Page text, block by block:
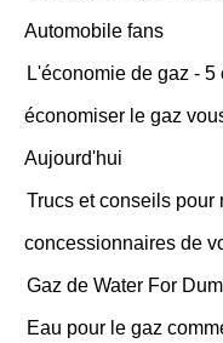
Automobile fans
L'économie de gaz -
économiser le gaz
Aujourd'hui
Trucs et conseils pour
concessionnaires de
Gaz de Water For
Eau pour le gaz